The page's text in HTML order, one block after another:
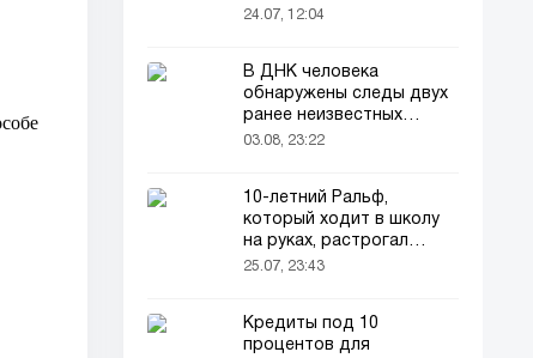
всеобщее внимание в
24.07, 12:04
В ДНК человека
обнаружены следы двух
ранее неизвестных
предков
03.08, 23:22
10-летний Ральф,
который ходит в школу
на руках, растрогал
пользователей соцсетей
25.07, 23:43
Кредиты под 10
процентов для